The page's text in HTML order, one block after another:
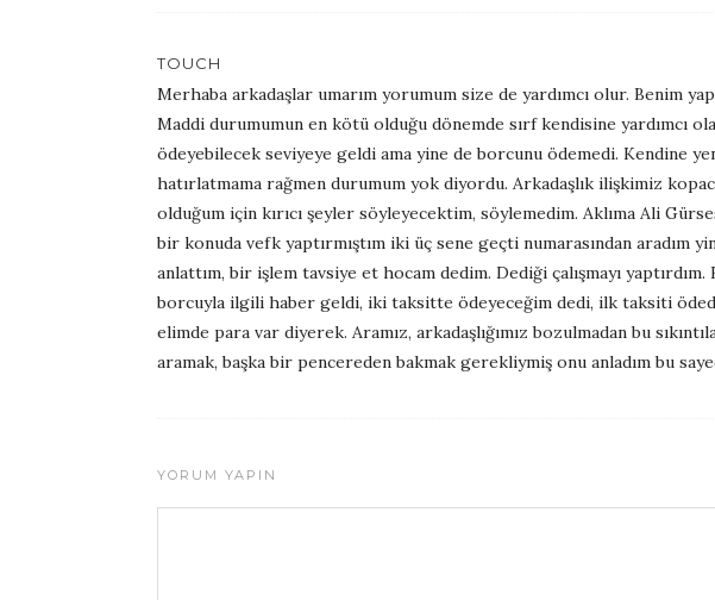
TOUCH
Merhaba arkadaşlar umarım yorumum size de yardımcı olur. Benim
Maddi durumumun en kötü olduğu dönemde sırf kendisine yardımcı
ödeyebilecek seviyeye geldi ama yine de borcunu ödemedi. Kendine
hatırlatmama rağmen durumum yok diyordu. Arkadaşlık ilişkimiz
olduğum için kırıcı şeyler söyleyecektim, söylemedim. Aklıma Ali
bir konuda vefk yaptırmıştım iki üç sene geçti numarasından aradım
anlattım, bir işlem tavsiye et hocam dedim. Dediği çalışmayı
borcuyla ilgili haber geldi, iki taksitte ödeyeceğim dedi, ilk taksiti
elimde para var diyerek. Aramız, arkadaşlığımız bozulmadan bu
aramak, başka bir pencereden bakmak gerekliymiş onu anladım bu
YORUM YAPIN